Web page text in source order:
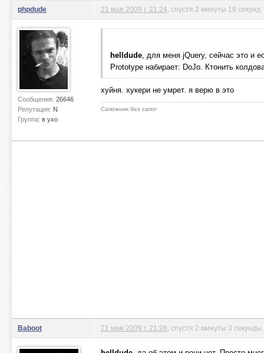
phpdude
Сообщения: 26646
Репутация: N
Группа: в ухо
21 мая 2009 г. 21:24 , спустя 2 минуты 19 секунд
helldude, для меня jQuery, сейчас это и
Prototype набирает: DoJo. Ктонить
хуйня. хукери не умрет. я верю в это
Сапожник без сапог
Baboot 21 мая 2009 г. 21:26 , спустя 2 минуты 3 секунды